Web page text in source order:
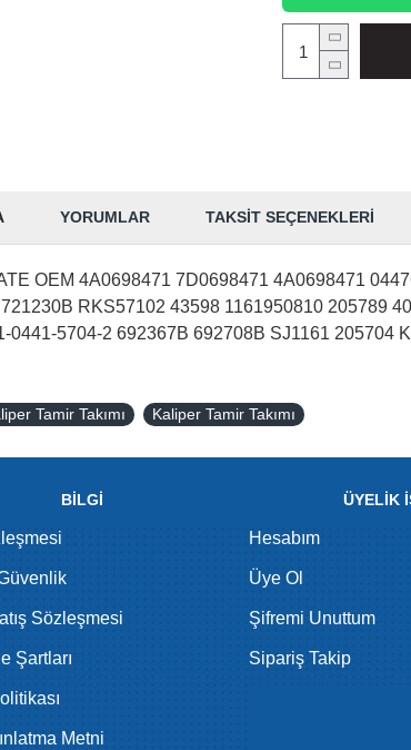
YORUMLAR TAKSIT SEÇENEKLERI
OEM 4A0698471 7D0698471 4A0698471
RKS57102 43598 1161950810 205789
5704-2 692367B 692708B SJ1161 205704
Tamir Takımı Kaliper Tamir Takımı
BİLGİ
Sözleşmesi
Şartları
Metni
ÜYELİK
Hesabım
Üye Ol
Şifremi Unuttum
Sipariş Takip